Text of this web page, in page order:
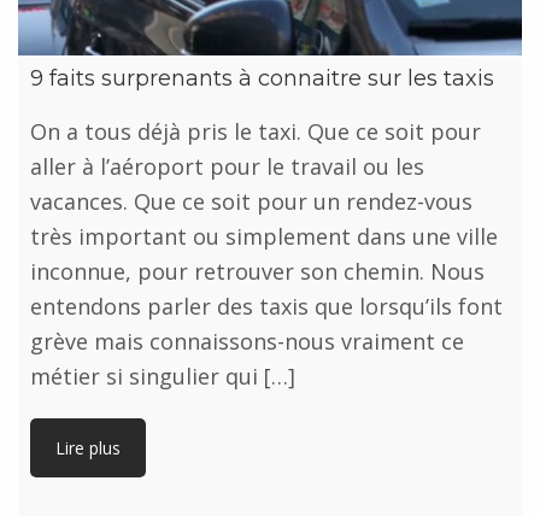
9 faits surprenants à connaitre sur les taxis
On a tous déjà pris le taxi. Que ce soit pour
aller à l’aéroport pour le travail ou les
vacances. Que ce soit pour un rendez-vous
très important ou simplement dans une ville
inconnue, pour retrouver son chemin. Nous
entendons parler des taxis que lorsqu’ils font
grève mais connaissons-nous vraiment ce
métier si singulier qui […]
Lire plus